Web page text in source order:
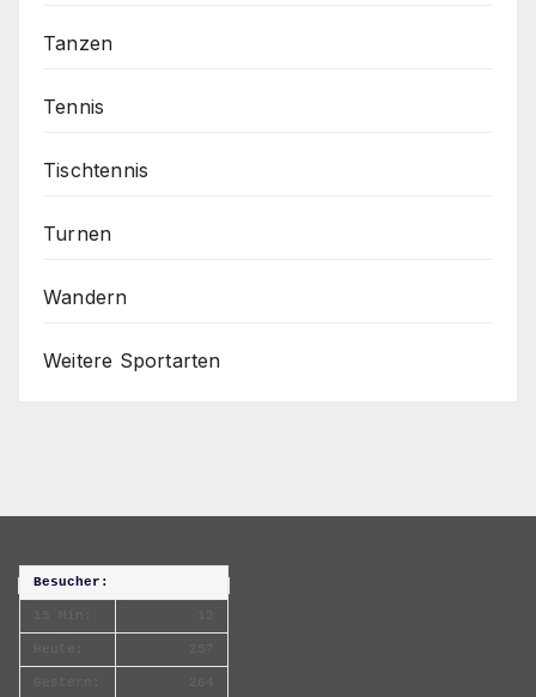
Tanzen
Tennis
Tischtennis
Turnen
Wandern
Weitere Sportarten
Besucher: